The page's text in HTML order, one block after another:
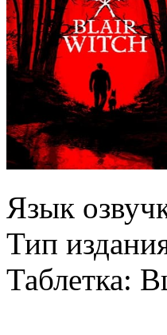
Язык
Тип
Таблетка: